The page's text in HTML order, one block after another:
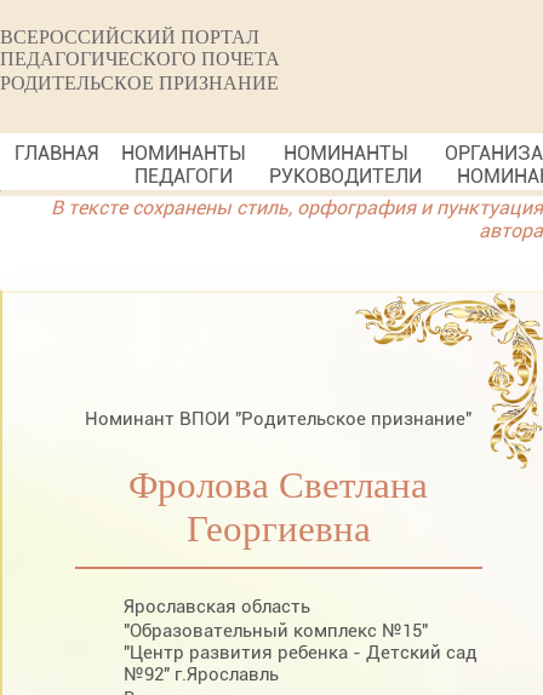
ВСЕРОССИЙСКИЙ ПОРТАЛ
ПЕДАГОГИЧЕСКОГО ПОЧЕТА
РОДИТЕЛЬСКОЕ ПРИЗНАНИЕ
ГЛАВНАЯ
НОМИНАНТЫ
ПЕДАГОГИ
НОМИНАНТЫ
РУКОВОДИТЕЛИ
В тексте сохранены стиль, орфография и пунктуация
автора
Номинант ВПОИ "Родительское признание"
Фролова Светлана
Георгиевна
Ярославская область
"Образовательный комплекс №15"
"Центр развития ребенка - Детский сад
№92" г.Ярославль